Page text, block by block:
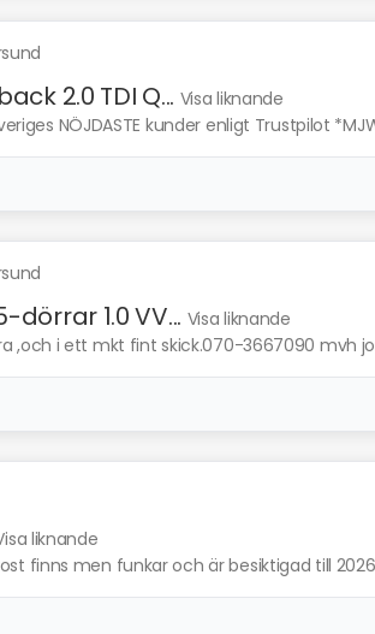
2.0 TDI Q... Visa liknande
NÖJDASTE kunder enligt Trustpilot
dörrar 1.0 VV... Visa liknande
,och i ett mkt fint skick.070-3667090 mvh
liknande
finns men funkar och är besiktigad till